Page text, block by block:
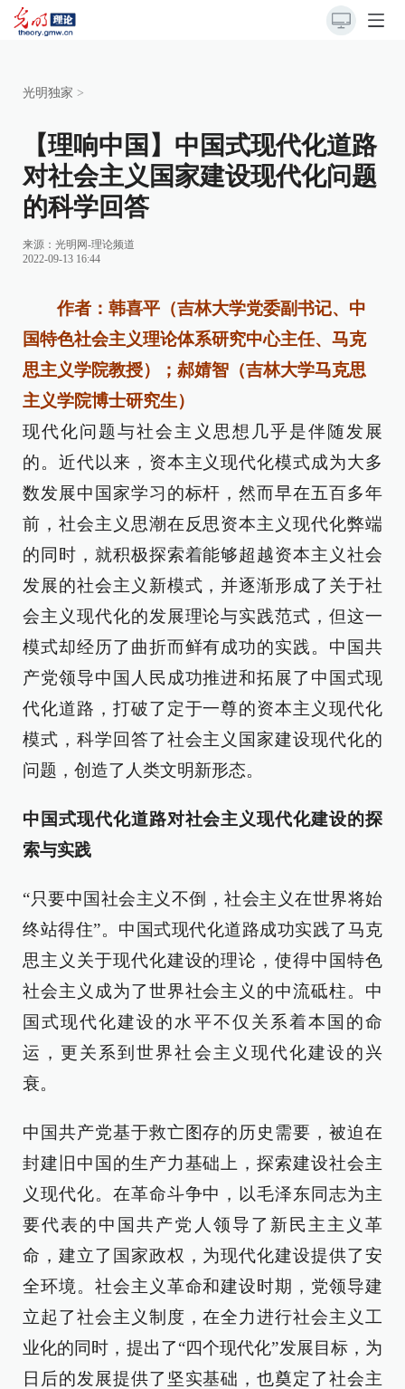
光明独家 >
【理响中国】中国式现代化道路
对社会主义国家建设现代化问题
的科学回答
来源： 光明网-理论频道
2022-09-13 16:44
作者：韩喜平（吉林大学党委副书记、中
国特色社会主义理论体系研究中心主任、马克
思主义学院教授）；郝婧智（吉林大学马克思
主义学院博士研究生）
现代化问题与社会主义思想几乎是伴随发展
的。近代以来，资本主义现代化模式成为大多
数发展中国家学习的标杆，然而早在五百多年
前，社会主义思潮在反思资本主义现代化弊端
的同时，就积极探索着能够超越资本主义社会
发展的社会主义新模式，并逐渐形成了关于社
会主义现代化的发展理论与实践范式，但这一
模式却经历了曲折而鲜有成功的实践。中国共
产党领导中国人民成功推进和拓展了中国式现
代化道路，打破了定于一尊的资本主义现代化
模式，科学回答了社会主义国家建设现代化的
问题，创造了人类文明新形态。
中国式现代化道路对社会主义现代化建设的探
索与实践
“只要中国社会主义不倒，社会主义在世界将始
终站得住”。中国式现代化道路成功实践了马克
思主义关于现代化建设的理论，使得中国特色
社会主义成为了世界社会主义的中流砥柱。中
国式现代化建设的水平不仅关系着本国的命
运，更关系到世界社会主义现代化建设的兴
衰。
中国共产党基于救亡图存的历史需要，被迫在
封建旧中国的生产力基础上，探索建设社会主
义现代化。在革命斗争中，以毛泽东同志为主
要代表的中国共产党人领导了新民主主义革
命，建立了国家政权，为现代化建设提供了安
全环境。社会主义革命和建设时期，党领导建
立起了社会主义制度，在全力进行社会主义工
业化的同时，提出了“四个现代化”发展目标，为
日后的发展提供了坚实基础，也奠定了社会主